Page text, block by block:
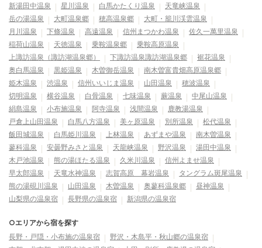
新湯田中温泉 星川温泉 白馬かたくり温泉
天竜峡温泉
岳の湯温泉
大町温泉郷 穂高温泉郷
大町・籠川渓雲温泉
月川温泉
下條温泉 高遠温泉 信州まつかわ温泉
佐久一萬里温泉
稲荷山温泉
天徳温泉 乗鞍温泉郷
乗鞍高原温泉
上諏訪温泉（諏訪湖温泉郷）
下諏訪温泉諏訪湖温泉郷
裾花温泉
奥白馬温泉
黒姫温泉 木曽御岳温泉
南木曽富貴畑高原温泉郷
姫木温泉
渋温泉 信州いいじま温泉 山田温泉
穂波温泉
切明温泉
横谷温泉 白骨温泉 七味温泉 蕨温泉
中尾山温泉
絹島温泉
小布施温泉 阿寺温泉 浅間温泉
鹿教湯温泉
戸倉上山田温泉
白馬八方温泉 美ヶ原温泉 別所温泉
松代温泉
飯田城温泉
白馬姫川温泉 上林温泉 あずまや温泉
南木曽温泉
蓼科温泉
安曇野みさと温泉 天龍峡温泉 野沢温泉
湯田中温泉
木戸池温泉
熊の湯ほたる温泉 久米川温泉
信州よませ温泉
早太郎温泉
天竜水神温泉 志賀高原 幕岩温泉
タングラム斑尾温泉
熊の湯硯川温泉
山田温泉 木曽温泉 奥蓼科温泉郷
昼神温泉
山梨県の温泉宿
長野県の温泉宿 新潟県の温泉宿
○エリアから宿を探す
長野・戸隠・小布施の温泉宿
野沢・木島平・秋山郷の温泉宿